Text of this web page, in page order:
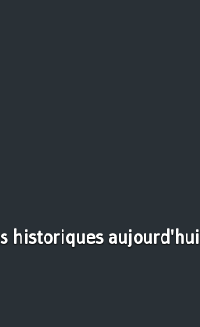
historiques aujourd'hui